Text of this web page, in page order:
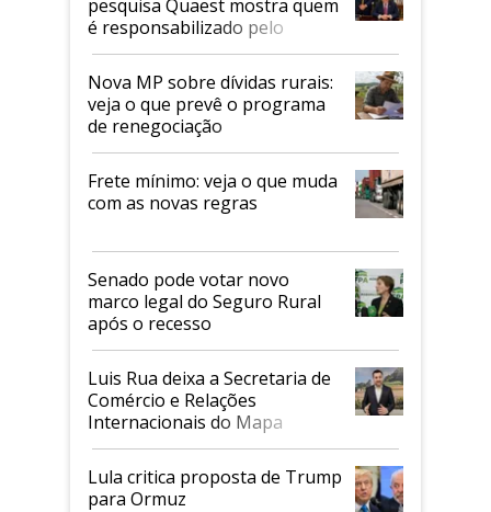
pesquisa Quaest mostra quem
é responsabilizado pelo
tarifaço dos EUA
Nova MP sobre dívidas rurais:
veja o que prevê o programa
de renegociação
Frete mínimo: veja o que muda
com as novas regras
Senado pode votar novo
marco legal do Seguro Rural
após o recesso
Luis Rua deixa a Secretaria de
Comércio e Relações
Internacionais do Mapa
Lula critica proposta de Trump
para Ormuz